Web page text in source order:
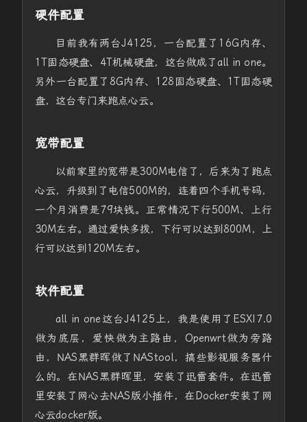
硬件配置
目前我有两台J4125，一台配置了16G内存、
1T固态硬盘、4T机械硬盘，这台做成了all in one。
另外一台配置了8G内存、128固态硬盘、1T固态硬
盘，这台专门来跑点心云。
宽带配置
以前家里的宽带是300M电信了，后来为了跑点
心云，升级到了电信500M的，连着四个手机号码，
一个月消费是79块钱。正常情况下行500M、上行
30M左右。通过爱快多拨，下行可以达到800M，上
行可以达到120M左右。
软件配置
all in one这台J4125上，我是使用了ESXI7.0
做为底层，爱快做为主路由，Openwrt做为旁路
由，NAS黑群晖做了NAStool，搞些影视服务器什
么的。在NAS黑群晖里，安装了迅雷套件。在迅雷
里安装了网心去NAS版小插件，在Docker安装了网
心云docker版。